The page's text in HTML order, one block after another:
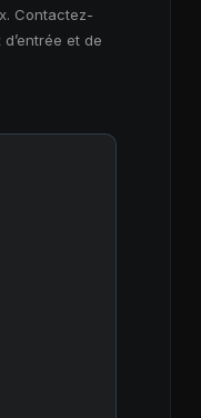
Contactez-
et de